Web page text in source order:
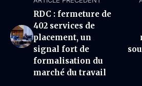
RDC : fermeture de
402 services de
placement, un
signal fort de
formalisation du
marché du travail